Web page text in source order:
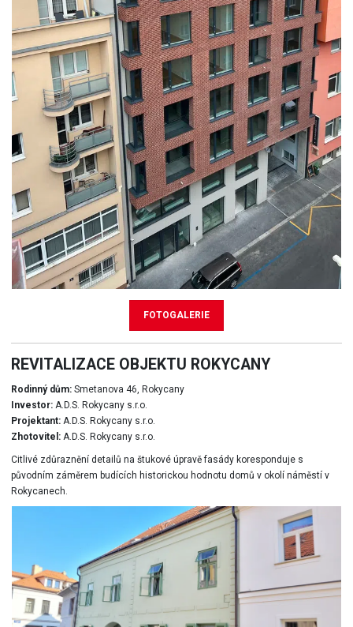
FOTOGALERIE
REVITALIZACE OBJEKTU ROKYCANY
Rodinný dům:Smetanova 46, Rokycany
Investor:A.D.S. Rokycany s.r.o.
Projektant:A.D.S. Rokycany s.r.o.
Zhotovitel:A.D.S. Rokycany s.r.o.
Citlivé zdůraznění detailů na štukové úpravě fasády koresponduje s
původním záměrem budících historickou hodnotu domů v okolí náměstí v
Rokycanech.